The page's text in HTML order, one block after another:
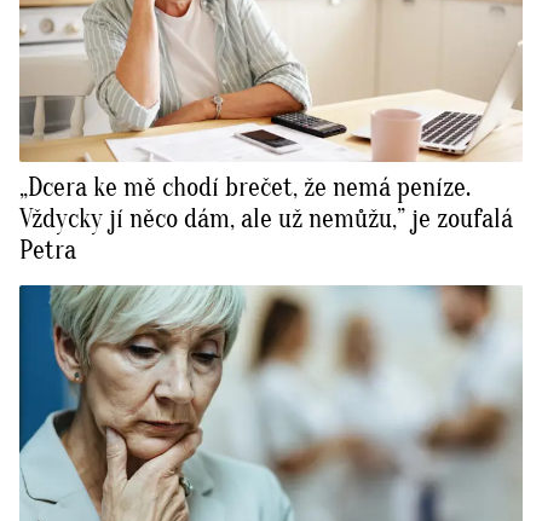
„Dcera ke mě chodí brečet, že nemá peníze.
Vždycky jí něco dám, ale už nemůžu,” je zoufalá
Petra